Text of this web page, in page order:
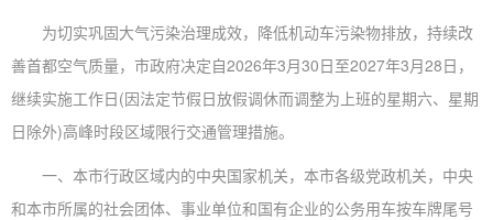
为切实巩固大气污染治理成效，降低机动车污染物排放，持续改
善首都空气质量，市政府决定自2026年3月30日至2027年3月28日，
继续实施工作日(因法定节假日放假调休而调整为上班的星期六、星期
日除外)高峰时段区域限行交通管理措施。
一、本市行政区域内的中央国家机关，本市各级党政机关，中央
和本市所属的社会团体、事业单位和国有企业的公务用车按车牌尾号